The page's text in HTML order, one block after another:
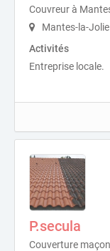
Couvreur à
Mantes-la-
Activités
Entreprise locale.
P.secula
Couverture